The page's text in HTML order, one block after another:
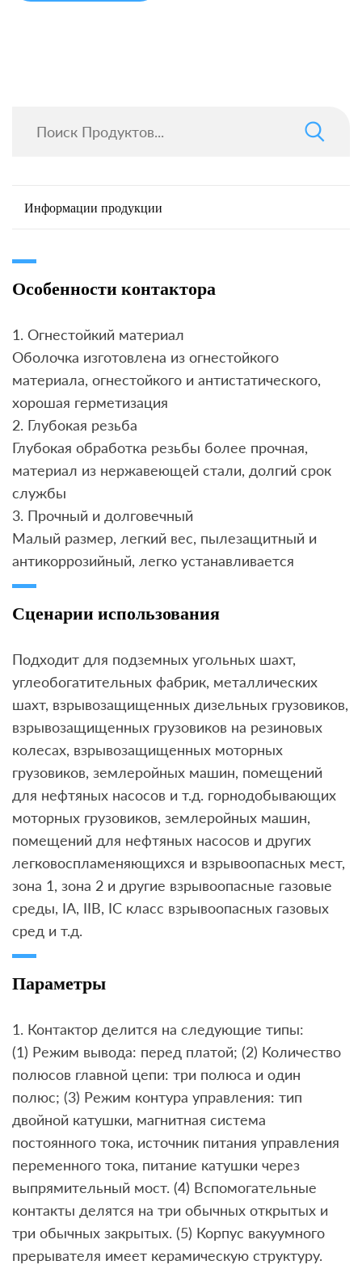
Информации продукции
Особенности контактора
1. Огнестойкий материал
Оболочка изготовлена из огнестойкого
материала, огнестойкого и антистатического,
хорошая герметизация
2. Глубокая резьба
Глубокая обработка резьбы более прочная,
материал из нержавеющей стали, долгий срок
службы
3. Прочный и долговечный
Малый размер, легкий вес, пылезащитный и
антикоррозийный, легко устанавливается
Сценарии использования
Подходит для подземных угольных шахт,
углеобогатительных фабрик, металлических
шахт, взрывозащищенных дизельных грузовиков,
взрывозащищенных грузовиков на резиновых
колесах, взрывозащищенных моторных
грузовиков, землеройных машин, помещений
для нефтяных насосов и т.д. горнодобывающих
моторных грузовиков, землеройных машин,
помещений для нефтяных насосов и других
легковоспламеняющихся и взрывоопасных мест,
зона 1, зона 2 и другие взрывоопасные газовые
среды, IA, IIB, IC класс взрывоопасных газовых
сред и т.д.
Параметры
1. Контактор делится на следующие типы:
(1) Режим вывода: перед платой; (2) Количество
полюсов главной цепи: три полюса и один
полюс; (3) Режим контура управления: тип
двойной катушки, магнитная система
постоянного тока, источник питания управления
переменного тока, питание катушки через
выпрямительный мост. (4) Вспомогательные
контакты делятся на три обычных открытых и
три обычных закрытых. (5) Корпус вакуумного
прерывателя имеет керамическую структуру.